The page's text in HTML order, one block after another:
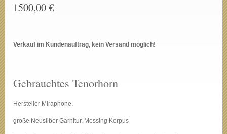
1500,00 €
Verkauf im Kundenauftrag, kein Versand möglich!
Gebrauchtes Tenorhorn
Hersteller Miraphone,
große Neusilber Garnitur, Messing Korpus